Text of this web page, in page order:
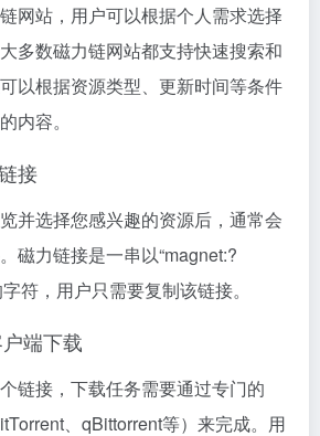
网站，用户可以根据个人需求选择
多数磁力链网站都支持快速搜索和
以根据资源类型、更新时间等条件
内容。
接
并选择您感兴趣的资源后，通常会
磁力链接是一串以“magnet:?
符，用户只需要复制该链接。
户端下载
链接，下载任务需要通过专门的
、qBittorrent等）来完成。用